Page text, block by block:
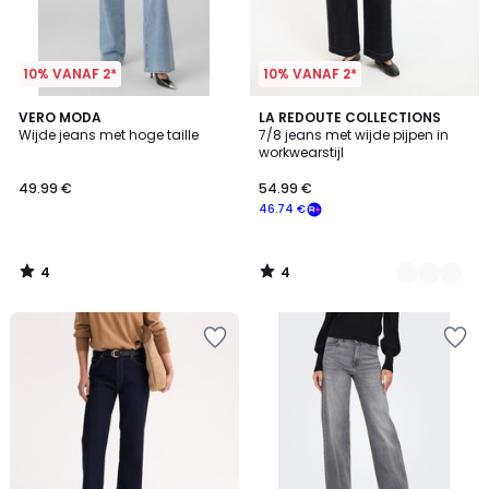
10% VANAF 2*
VERO MODA
Wijde jeans met hoge taille
49.99 €
4
/
4
/
10% VANAF 2*
LA REDOUTE COLLECTIONS
7/8 jeans met wijde pijpen in
workwearstijl
46.74 €
54.99 €
4
/
5
2
Kleuren
4
/